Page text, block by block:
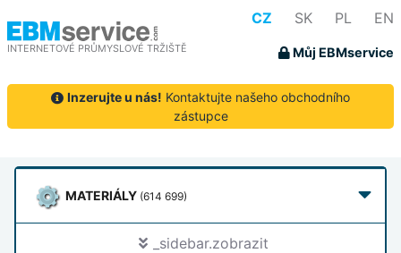
INTERNETOVÉ PRŮMYSLOVÉ TRŽIŠTĚ
CZ SK PL EN
Můj EBMservice
Inzerujte u nás! Kontaktujte našeho obchodního
zástupce
MATERIÁLY (614 699)
_sidebar.zobrazit